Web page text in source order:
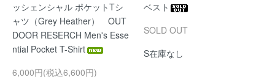
ッシェンシャル ポケットTシ
ャツ（Grey Heather） OUT
DOOR RESERCH Men's Esse
ntial Pocket T-Shirt
6,000円(税込6,600円)
ベスト
SOLD OUT
S在庫なし